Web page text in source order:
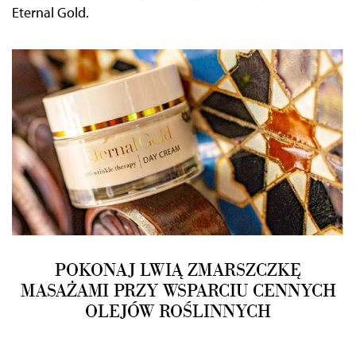
Eternal Gold.
POKONAJ LWIĄ ZMARSZCZKĘ
MASAŻAMI PRZY WSPARCIU CENNYCH
OLEJÓW ROŚLINNYCH